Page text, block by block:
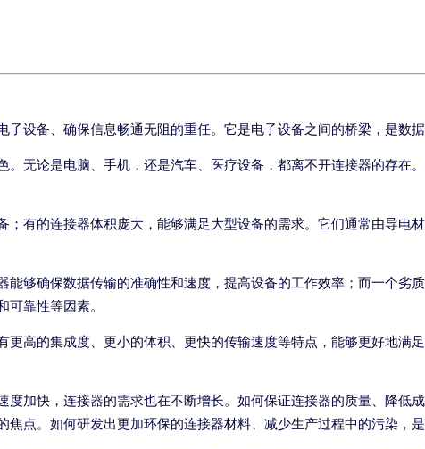
设备、确保信息畅通无阻的重任。它是电子设备之间的桥梁，是数
无论是电脑、手机，还是汽车、医疗设备，都离不开连接器的存在
有的连接器体积庞大，能够满足大型设备的需求。它们通常由导电
够确保数据传输的准确性和速度，提高设备的工作效率；而一个劣
靠性等因素。
高的集成度、更小的体积、更快的传输速度等特点，能够更好地满
加快，连接器的需求也在不断增长。如何保证连接器的质量、降低
点。如何研发出更加环保的连接器材料、减少生产过程中的污染，是